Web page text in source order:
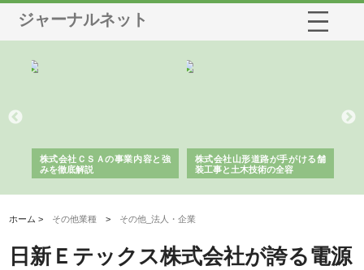
ジャーナルネット
株式会社ＣＳＡの事業内容と強
みを徹底解説
株式会社山形道路が手がける舗
装工事と土木技術の全容
ホーム > その他業種 > その他_法人・企業
日新Ｅテックス株式会社が誇る電源